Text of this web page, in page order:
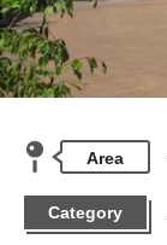
Area
Category